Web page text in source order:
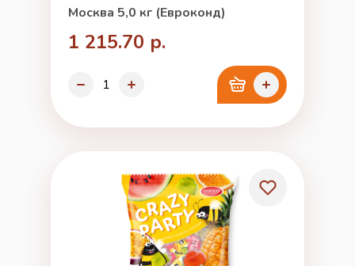
Москва 5,0 кг (Евроконд)
1 215.70 р.